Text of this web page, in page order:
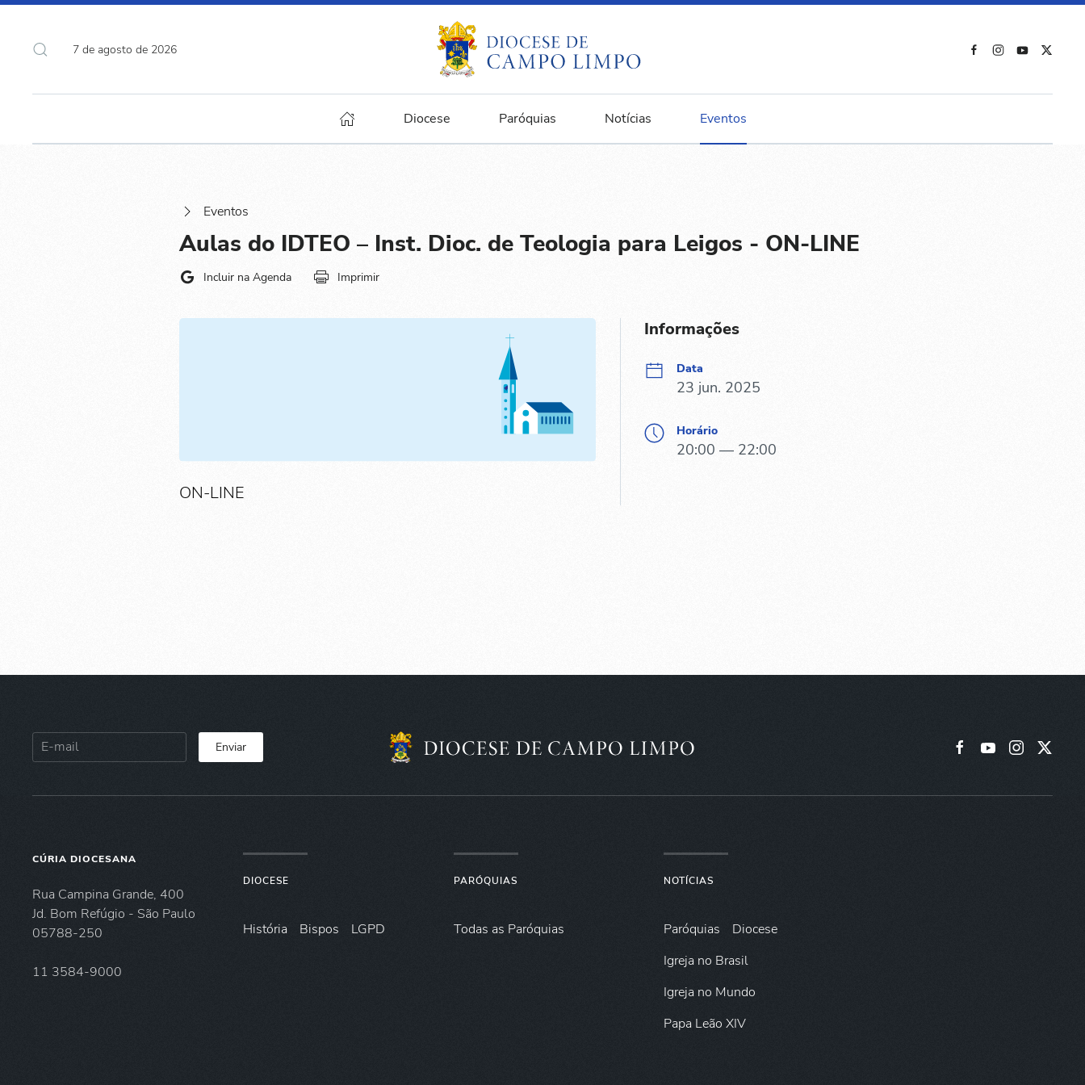
7 de agosto de 2026
Diocese Paróquias Notícias Eventos
Eventos
Aulas do IDTEO – Inst. Dioc. de Teologia para Leigos - ON-LINE
Incluir na Agenda Imprimir
ON-LINE
Informações
Data
23 jun. 2025
Horário
20:00 — 22:00
Enviar
CÚRIA DIOCESANA
Rua Campina Grande, 400
Jd. Bom Refúgio - São Paulo
05788-250
11 3584-9000
DIOCESE
História Bispos LGPD
PARÓQUIAS
Todas as Paróquias
NOTÍCIAS
Paróquias
Diocese
Igreja no Brasil
Igreja no Mundo
Papa Leão XIV